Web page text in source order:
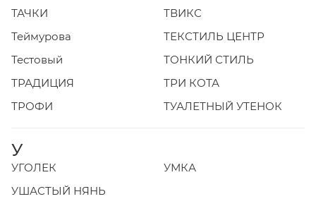
ТАЧКИ
ТВИКС
Теймурова
ТЕКСТИЛЬ ЦЕНТР
Тестовый
ТОНКИЙ СТИЛЬ
ТРАДИЦИЯ
ТРИ КОТА
ТРОФИ
ТУАЛЕТНЫЙ УТЕНОК
У
УГОЛЕК
УМКА
УШАСТЫЙ НЯНЬ